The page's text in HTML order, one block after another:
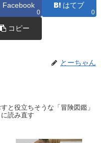
Facebook
0
はてブ
0
コピー
とーちゃん
と役立ちそうな「冒険図鑑」
読み直す